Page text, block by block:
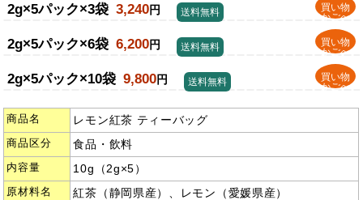
2g×5パック×3袋 3,240円
買い物
かごへ
送料無料
2g×5パック×6袋 6,200円
買い物
かごへ
送料無料
2g×5パック×10袋 9,800円
買い物
かごへ
送料無料
商品名 レモン紅茶 ティーバッグ
商品区分 食品・飲料
内容量 10g（2g×5）
原材料名 紅茶（静岡県産）、レモン（愛媛県産）